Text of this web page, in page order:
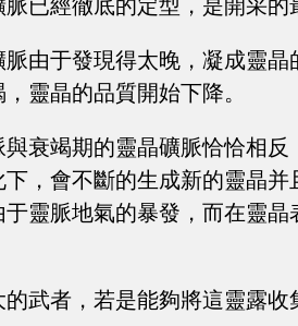
已經徹底的定型，是開采的
由于發現得太晚，凝成靈
靈晶的品質開始下降。
衰竭期的靈晶礦脈恰恰相
，會不斷的生成新的靈晶
靈脈地氣的暴發，而在靈
武者，若是能夠將這靈露